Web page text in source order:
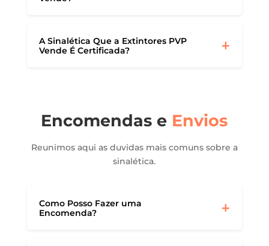
A Sinalética Que a Extintores PVP
Vende É Certificada?
Encomendas e Envios
Reunimos aqui as duvidas mais comuns sobre a
sinalética.
Como Posso Fazer uma
Encomenda?